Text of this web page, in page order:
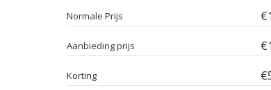
Normale Prijs
Aanbieding prijs
Korting